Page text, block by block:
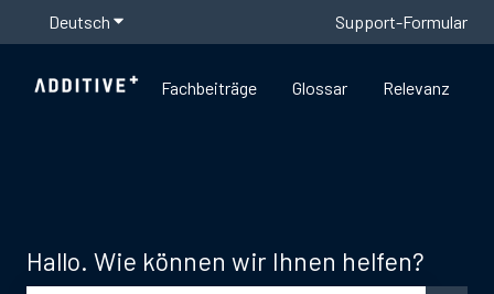
Deutsch Untermenü für Übersetzungen anzeigenSupport-Formular
Fachbeiträge Glossar Relevanz
Hallo. Wie können wir Ihnen helfen?